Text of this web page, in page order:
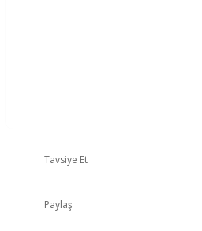
Tavsiye Et
Paylaş